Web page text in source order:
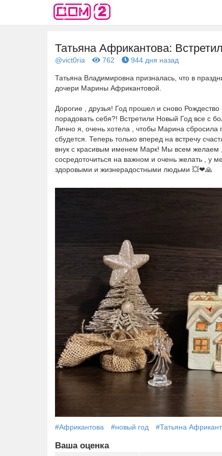
Татьяна Африкантова:
@vict0ria 762 944 дня назад
Татьяна Владимировна призналась, что в
дочери Марины Африкантовой.
Дорогие , друзья! Год прошел и сново
порадовать себя?! Встретили Новый Год все с
Лично я, очень хотела , чтобы Марина сбросила
сбудется. Теперь только вперед на встречу
внук с красивым именем Марк! Мы всем желаем
сосредоточиться на важном и очень желать , у
здоровыми и жизнерадостными людьми 💥❤🙏
#Африкантова #новый год #Татьяна
Ваша оценка